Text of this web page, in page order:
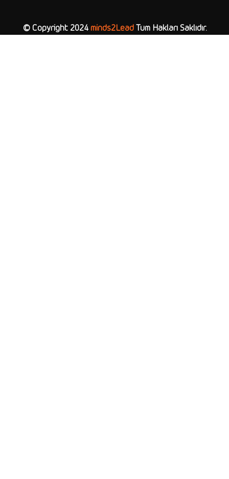
© Copyright 2024 minds2LeadTüm Hakları Saklıdır.